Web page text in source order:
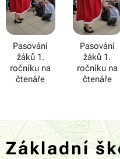
Pasování
žáků 1.
ročníku na
čtenáře
Pasování
žáků 1.
ročníku na
čtenáře
Základní